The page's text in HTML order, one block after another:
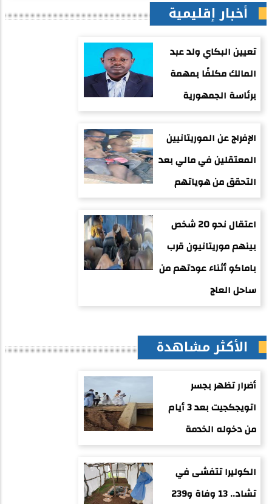
أخبار إقليمية
تعيين البكاي ولد عبد
المالك مكلفًا بمهمة
برئاسة الجمهورية
الإفراج عن الموريتانيين
المعتقلين في مالي بعد
التحقق من هوياتهم
اعتقال نحو 20 شخص
بينهم موريتانيون قرب
باماكو أثناء عودتهم من
ساحل العاج
الأكثر مشاهدة
أضرار تظهر بجسر
اتويجكجيت بعد 3 أيام
من دخوله الخدمة
الكوليرا تتفشى في
تشاد.. 13 وفاة و239